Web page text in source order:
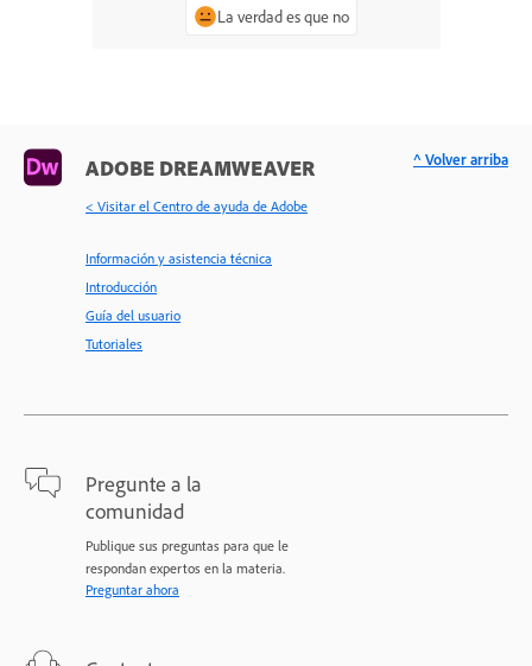
La verdad es que no
ADOBE DREAMWEAVER
< Visitar el Centro de ayuda de Adobe
Información y asistencia técnica
Introducción
Guía del usuario
Tutoriales
Pregunte a la
comunidad
Publique sus preguntas para que le
respondan expertos en la materia.
Preguntar ahora
^ Volver arriba